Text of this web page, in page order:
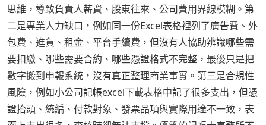
思維，導致負責人薪資、股東往來、公司費用界線模糊。第
二是專業人力缺口，例如同一份Excel表格裡列了廣告費、外
包費、進貨、租金、平台手續費，但沒有人協助辨識哪些需
要扣繳、哪些需要合約、哪些憑證格式不完整，最後只是把
數字搬到申報系統，沒有真正整理商業事實。第三是合規性
風險，例如小公司記帳excel下載表格中記了很多支出，但憑
證抬頭、統編、付款對象、發票品項與實際用途不一致，表